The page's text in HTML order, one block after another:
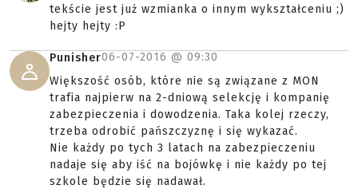
tekście jest już wzmianka o innym wykształceniu ;)
hejty hejty :P
Punisher06-07-2016 @ 09:30
Większość osób, które nie są związane z MON
trafia najpierw na 2-dniową selekcję i kompanię
zabezpieczenia i dowodzenia. Taka kolej rzeczy,
trzeba odrobić pańszczyznę i się wykazać.
Nie każdy po tych 3 latach na zabezpieczeniu
nadaje się aby iść na bojówkę i nie każdy po tej
szkole będzie się nadawał.